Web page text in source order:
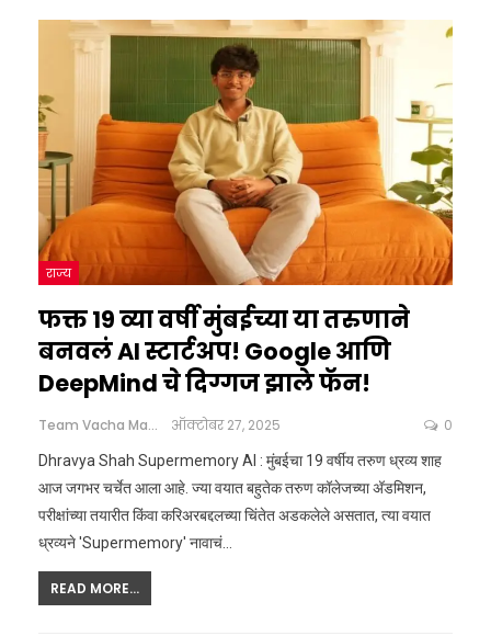
राज्य
फक्त 19 व्या वर्षी मुंबईच्या या तरुणाने
बनवलं AI स्टार्टअप! Google आणि
DeepMind चे दिग्गज झाले फॅन!
Team Vacha Marathi ऑक्टोबर 27, 2025 0
Dhravya Shah Supermemory AI : मुंबईचा 19 वर्षीय तरुण ध्रव्य शाह
आज जगभर चर्चेत आला आहे. ज्या वयात बहुतेक तरुण कॉलेजच्या अ‍ॅडमिशन,
परीक्षांच्या तयारीत किंवा करिअरबद्दलच्या चिंतेत अडकलेले असतात, त्या वयात
ध्रव्यने 'Supermemory' नावाचं
READ MORE...